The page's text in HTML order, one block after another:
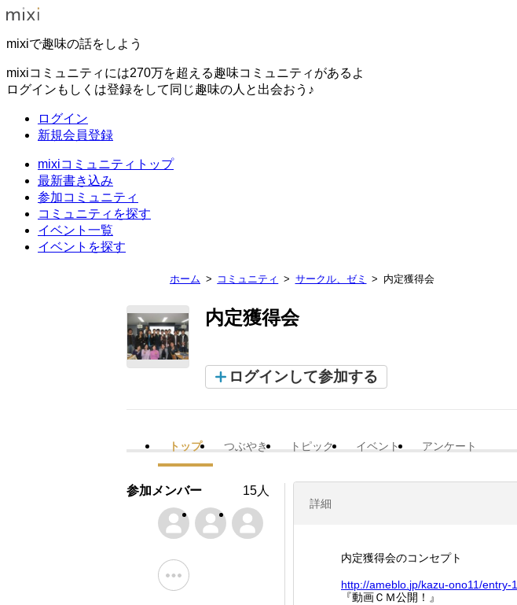
mixiで趣味の話をしよう
mixiコミュニティには270万を超える趣味コミュニティがあるよ
ログインもしくは登録をして同じ趣味の人と出会おう♪
ログイン
新規会員登録
mixiコミュニティトップ
最新書き込み
参加コミュニティ
コミュニティを探す
イベント一覧
イベントを探す
ホーム コミュニティ サークル、ゼミ 内定獲得会
内定獲得会
ログインして参加する
トップ つぶやき トピック イベント アンケート
詳細
内定獲得会のコンセプト
http://ameblo. jp/kazu-ono11/entry-1
『動画ＣＭ公開！』
参加メンバー 15人